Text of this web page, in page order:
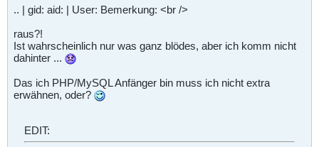
.. | gid: aid: | User: Bemerkung: <br />
raus?!
Ist wahrscheinlich nur was ganz blödes, aber ich komm nicht
dahinter ...
Das ich PHP/MySQL Anfänger bin muss ich nicht extra
erwähnen, oder?
EDIT: